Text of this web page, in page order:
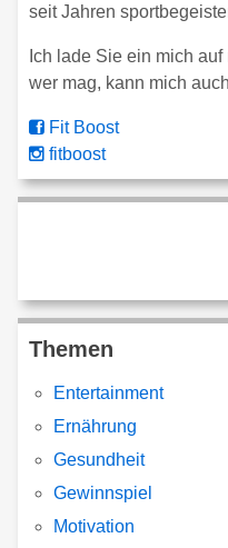
seit Jahren
Ich lade Sie ein mich
wer mag, kann mich
Fit Boost
fitboost
Themen
Entertainment
Ernährung
Gesundheit
Gewinnspiel
Motivation